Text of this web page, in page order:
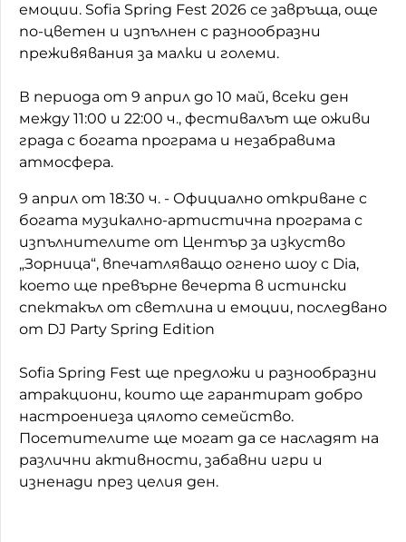
Непознатите думи
Като Айнщайн
Домашен любимец
Питаме Ви
До ре ми
емоции. Sofia Spring Fest 2026 се завръща, още
по-цветен и изпълнен с разнообразни
преживявания за малки и големи.
В периода от 9 април до 10 май, всеки ден
между 11:00 и 22:00 ч., фестивалът ще оживи
града с богата програма и незабравима
атмосфера.
9 април от 18:30 ч. - Официално откриване с
богата музикално-артистична програма с
изпълнителите от Център за изкуство
„Зорница“, впечатляващо огнено шоу с Dia,
което ще превърне вечерта в истински
спектакъл от светлина и емоции, последвано
от DJ Party Spring Edition
Sofia Spring Fest ще предложи и разнообразни
атракциони, които ще гарантират добро
настроениеза цялото семейство.
Посетителите ще могат да се насладят на
различни активности, забавни игри и
изненади през целия ден.